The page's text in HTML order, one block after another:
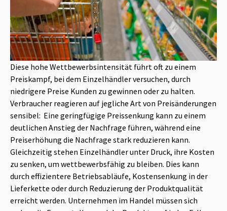
Diese hohe Wettbewerbsintensität führt oft zu einem
Preiskampf, bei dem Einzelhändler versuchen, durch
niedrigere Preise Kunden zu gewinnen oder zu halten.
Verbraucher reagieren auf jegliche Art von Preisänderungen
sensibel: Eine geringfügige Preissenkung kann zu einem
deutlichen Anstieg der Nachfrage führen, während eine
Preiserhöhung die Nachfrage stark reduzieren kann.
Gleichzeitig stehen Einzelhändler unter Druck, ihre Kosten
zu senken, um wettbewerbsfähig zu bleiben. Dies kann
durch effizientere Betriebsabläufe, Kostensenkung in der
Lieferkette oder durch Reduzierung der Produktqualität
erreicht werden. Unternehmen im Handel müssen sich